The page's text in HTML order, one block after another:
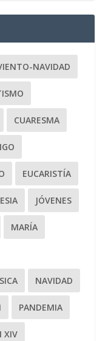
NAVIDAD
CUARESMA
EUCARISTÍA
JÓVENES
MARÍA
NAVIDAD
PANDEMIA
XIV